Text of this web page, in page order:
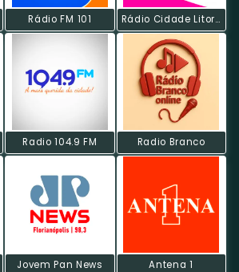
Rádio FM 101 Rádio Cidade Litoral FM
Radio 104.9 FM Radio Branco
Jovem Pan News Antena 1